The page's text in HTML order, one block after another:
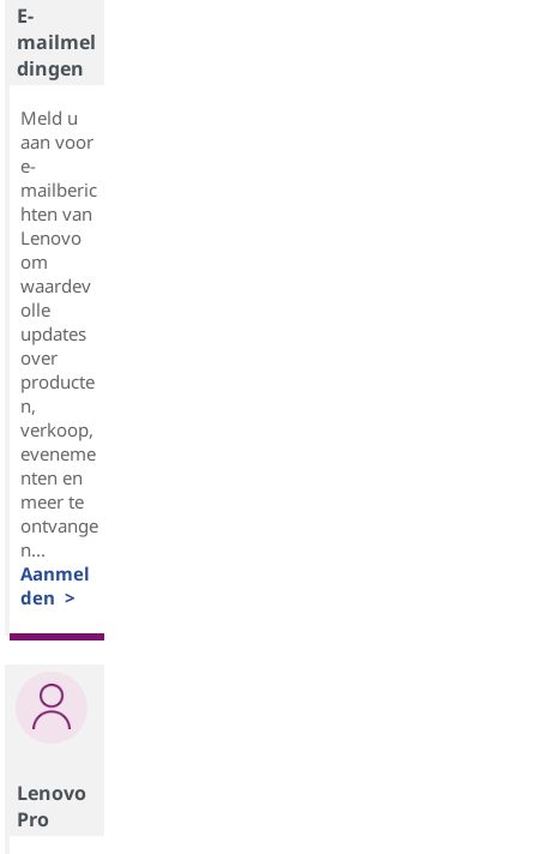
E-
mailmel
dingen
Meld u
aan voor
e-
mailberic
hten van
Lenovo
om
waardev
olle
updates
over
producte
n,
verkoop,
eveneme
nten en
meer te
ontvange
n...
Aanmel
den >
Lenovo
Pro